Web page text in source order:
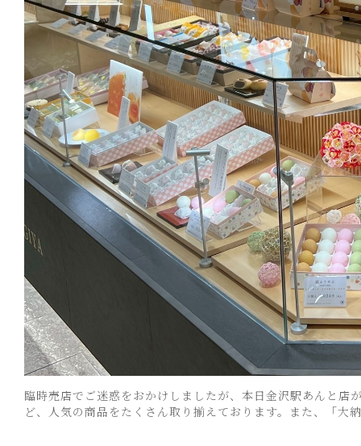
臨時売店でご迷惑をおかけしましたが、本日金沢駅あんと店
ど、人気の商品をたくさん取り揃えております。また、「大